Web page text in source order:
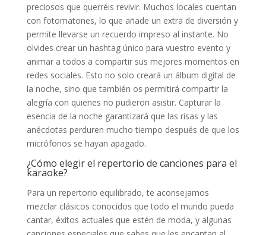
preciosos que querréis revivir. Muchos locales cuentan
con fotomatones, lo que añade un extra de diversión y
permite llevarse un recuerdo impreso al instante. No
olvides crear un hashtag único para vuestro evento y
animar a todos a compartir sus mejores momentos en
redes sociales. Esto no solo creará un álbum digital de
la noche, sino que también os permitirá compartir la
alegría con quienes no pudieron asistir. Capturar la
esencia de la noche garantizará que las risas y las
anécdotas perduren mucho tiempo después de que los
micrófonos se hayan apagado.
¿Cómo elegir el repertorio de canciones para el
karaoke?
Para un repertorio equilibrado, te aconsejamos
mezclar clásicos conocidos que todo el mundo pueda
cantar, éxitos actuales que estén de moda, y algunas